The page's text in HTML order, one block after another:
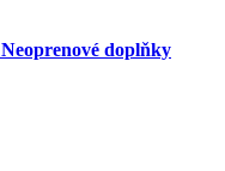
Neoprenové doplňky